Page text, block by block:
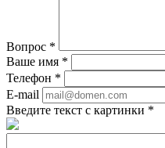
Вопрос *
Ваше имя *
Телефон *
E-mail
Введите текст с картинки *